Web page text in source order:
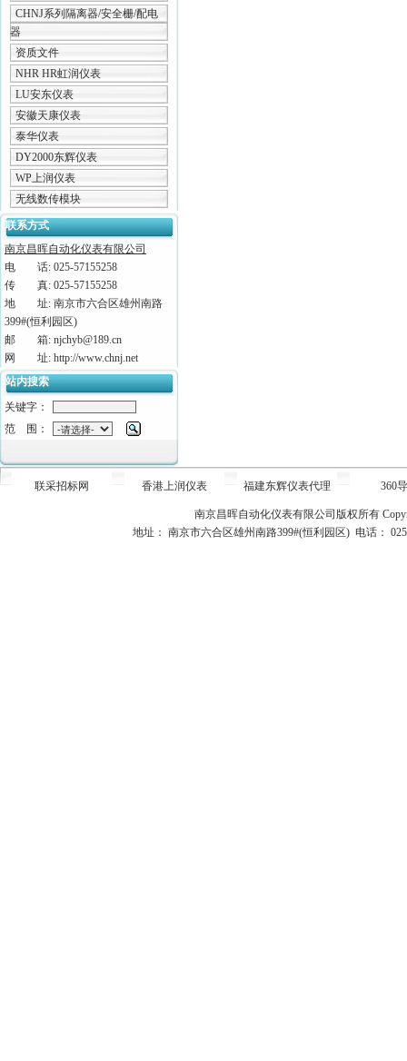
CHNJ系列隔离器/安全栅/配电
器
资质文件
NHR HR虹润仪表
LU安东仪表
安徽天康仪表
泰华仪表
DY2000东辉仪表
WP上润仪表
无线数传模块
联系方式
南京昌晖自动化仪表有限公司
电 话: 025-57155258
传 真: 025-57155258
地 址: 南京市六合区雄州南路
399#(恒利园区)
邮 箱: njchyb@189.cn
网 址: http://www.chnj.net
站内搜索
关键字：
范 围：
联采招标网 香港上润仪表 福建东辉仪表代理 360
南京昌晖自动化仪表有限公司版权所有
地址： 南京市六合区雄州南路399#(恒利园区) 电话：